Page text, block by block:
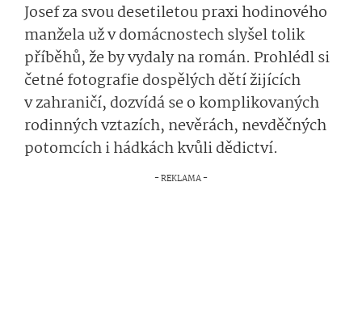
Josef za svou desetiletou praxi hodinového
manžela už v domácnostech slyšel tolik
příběhů, že by vydaly na román. Prohlédl si
četné fotografie dospělých dětí žijících
v zahraničí, dozvídá se o komplikovaných
rodinných vztazích, nevěrách, nevděčných
potomcích i hádkách kvůli dědictví.